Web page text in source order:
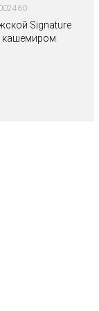
Signature
кашемиром